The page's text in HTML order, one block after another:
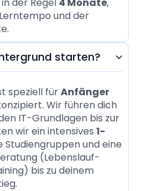
und der
starten? 
speziell fürAnfänger
Wir führen dich
IT-Grundlagen bis zur
wir ein intensives1-
Studiengruppen und eine
(Lebenslauf-
bis zu deinem